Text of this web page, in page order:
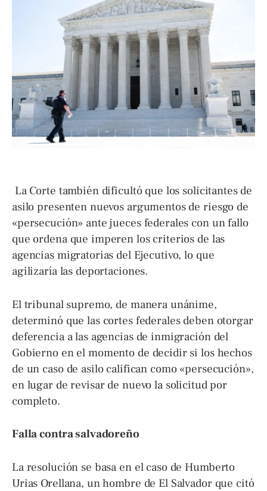
La Corte también dificultó que los solicitantes de
asilo presenten nuevos argumentos de riesgo de
«persecución» ante jueces federales con un fallo
que ordena que imperen los criterios de las
agencias migratorias del Ejecutivo, lo que
agilizaría las deportaciones.
El tribunal supremo, de manera unánime,
determinó que las cortes federales deben otorgar
deferencia a las agencias de inmigración del
Gobierno en el momento de decidir si los hechos
de un caso de asilo califican como «persecución»,
en lugar de revisar de nuevo la solicitud por
completo.
Falla contra salvadoreño
La resolución se basa en el caso de Humberto
Urias Orellana, un hombre de El Salvador que citó